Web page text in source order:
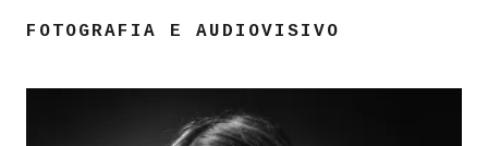
FOTOGRAFIA E AUDIOVISIVO